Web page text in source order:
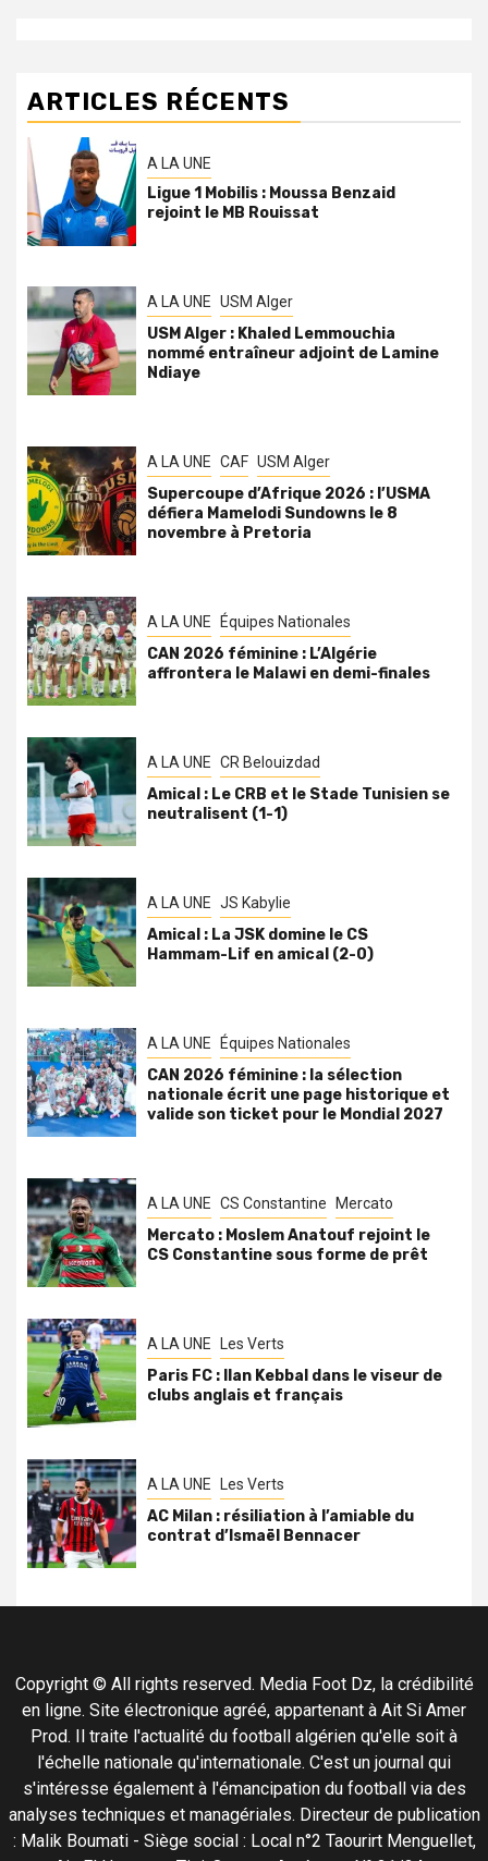
ARTICLES RÉCENTS
A LA UNE
Ligue 1 Mobilis : Moussa Benzaid
rejoint le MB Rouissat
A LA UNE USM Alger
USM Alger : Khaled Lemmouchia
nommé entraîneur adjoint de Lamine
Ndiaye
A LA UNE CAF USM Alger
Supercoupe d’Afrique 2026 : l’USMA
défiera Mamelodi Sundowns le 8
novembre à Pretoria
A LA UNE Équipes Nationales
CAN 2026 féminine : L’Algérie
affrontera le Malawi en demi-finales
A LA UNE CR Belouizdad
Amical : Le CRB et le Stade Tunisien se
neutralisent (1-1)
A LA UNE JS Kabylie
Amical : La JSK domine le CS
Hammam-Lif en amical (2-0)
A LA UNE Équipes Nationales
CAN 2026 féminine : la sélection
nationale écrit une page historique et
valide son ticket pour le Mondial 2027
A LA UNE CS Constantine Mercato
Mercato : Moslem Anatouf rejoint le
CS Constantine sous forme de prêt
A LA UNE Les Verts
Paris FC : Ilan Kebbal dans le viseur de
clubs anglais et français
A LA UNE Les Verts
AC Milan : résiliation à l’amiable du
contrat d’Ismaël Bennacer
Copyright © All rights reserved. Media Foot Dz, la crédibilité
en ligne. Site électronique agréé, appartenant à Ait Si Amer
Prod. Il traite l'actualité du football algérien qu'elle soit à
l'échelle nationale qu'internationale. C'est un journal qui
s'intéresse également à l'émancipation du football via des
analyses techniques et managériales. Directeur de publication
: Malik Boumati - Siège social : Local n°2 Taourirt Menguellet,